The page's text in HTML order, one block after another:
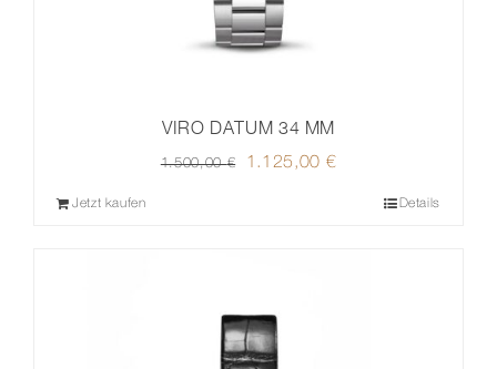
VIRO DATUM 34 MM
1.500,00€
Ursprünglicher
1.125,00 €
Jetzt kaufen Details